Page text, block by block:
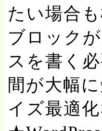
たい場合
ブロック
スを書く
間が大幅
イズ最適